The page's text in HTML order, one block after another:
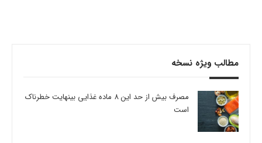
مطالب ویژه نسخه
مصرف بیش از حد این 8 ماده غذایی بینهایت خطرناک
است